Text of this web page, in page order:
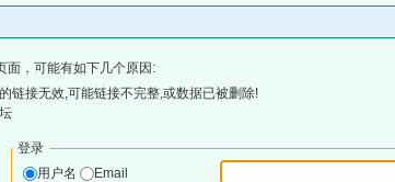
面，可能有如下几个原因:
链接无效,可能链接不完整,或数据已被删除!
登录
用户名
Email